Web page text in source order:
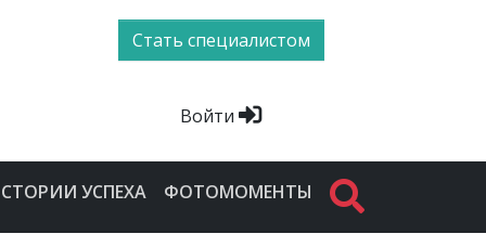
Стать специалистом
Войти
УСПЕХА ФОТОМОМЕНТЫ